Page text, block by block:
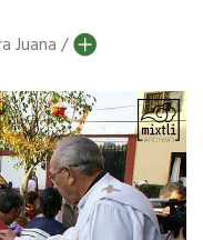
Juana /